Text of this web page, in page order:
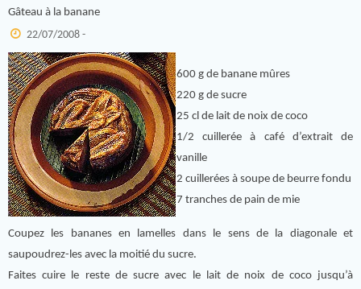
Gâteau à la banane
22/07/2008 -
600 g de banane mûres
220 g de sucre
25 cl de lait de noix de coco
1/2 cuillerée à café d’extrait de
vanille
2 cuillerées à soupe de beurre fondu
7 tranches de pain de mie
Coupez les bananes en lamelles dans le sens de la diagonale et
saupoudrez-les avec la moitié du sucre.
Faites cuire le reste de sucre avec le lait de noix de coco jusqu’à